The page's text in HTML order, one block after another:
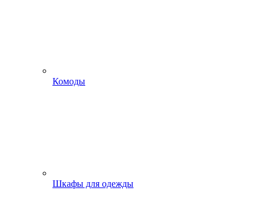
Комоды
Шкафы для одежды